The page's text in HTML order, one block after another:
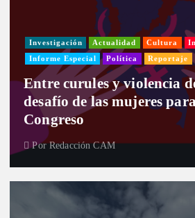
Investigación Actualidad Cultura
Informe Especial Política Reportaje
Entre curules y violencia
desafío de las mujeres
Congreso
PorRedacción CAM